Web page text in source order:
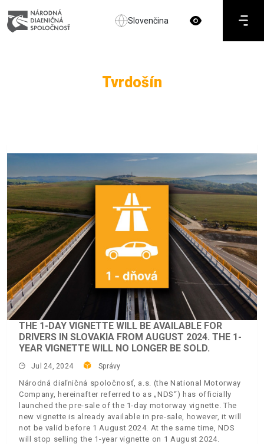
Slovenčina
Tvrdošín
THE 1-DAY VIGNETTE WILL BE AVAILABLE FOR
DRIVERS IN SLOVAKIA FROM AUGUST 2024. THE 1-
YEAR VIGNETTE WILL NO LONGER BE SOLD.
Jul 24, 2024 Správy
Národná diaľničná spoločnosť, a.s. (the National Motorway
Company, hereinafter referred to as „NDS“) has officially
launched the pre-sale of the 1-day motorway vignette. The
new vignette is already available in pre-sale, however, it will
not be valid before 1 August 2024. At the same time, NDS
will stop selling the 1-year vignette on 1 August 2024.